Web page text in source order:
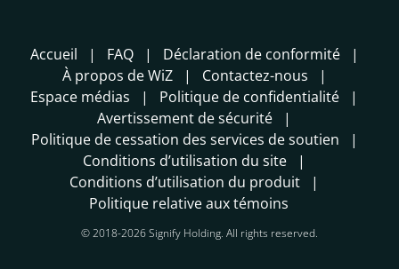
Accueil FAQ
Déclaration de conformité
À propos de WiZ
Contactez-nous
Espace médias
Politique de confidentialité
Avertissement de sécurité
Politique de cessation des services de soutien
Conditions d’utilisation du site
Conditions d’utilisation du produit
Politique relative aux témoins
© 2018-2026 Signify Holding. All rights reserved.